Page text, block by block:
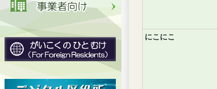
にこにこ